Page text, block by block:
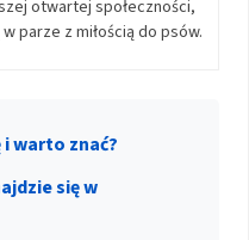
otwartej społeczności,
parze z miłością do psów.
warto znać?
się w